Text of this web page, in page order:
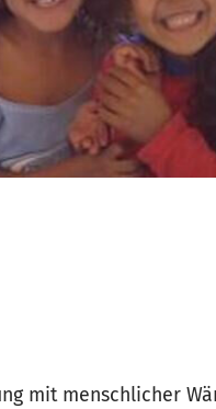
mit menschlicher